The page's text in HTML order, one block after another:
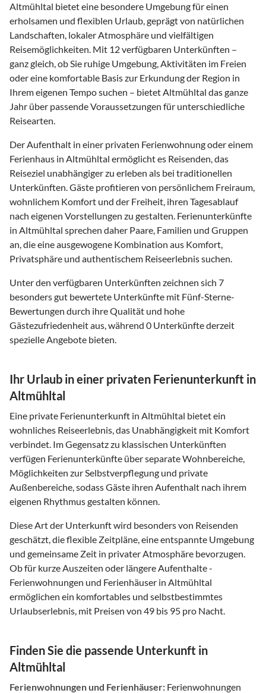
Altmühltal bietet eine besondere Umgebung für einen
erholsamen und flexiblen Urlaub, geprägt von natürlichen
Landschaften, lokaler Atmosphäre und vielfältigen
Reisemöglichkeiten. Mit 12 verfügbaren Unterkünften –
ganz gleich, ob Sie ruhige Umgebung, Aktivitäten im Freien
oder eine komfortable Basis zur Erkundung der Region in
Ihrem eigenen Tempo suchen – bietet Altmühltal das ganze
Jahr über passende Voraussetzungen für unterschiedliche
Reisearten.
Der Aufenthalt in einer privaten Ferienwohnung oder einem
Ferienhaus in Altmühltal ermöglicht es Reisenden, das
Reiseziel unabhängiger zu erleben als bei traditionellen
Unterkünften. Gäste profitieren von persönlichem Freiraum,
wohnlichem Komfort und der Freiheit, ihren Tagesablauf
nach eigenen Vorstellungen zu gestalten. Ferienunterkünfte
in Altmühltal sprechen daher Paare, Familien und Gruppen
an, die eine ausgewogene Kombination aus Komfort,
Privatsphäre und authentischem Reiseerlebnis suchen.
Unter den verfügbaren Unterkünften zeichnen sich 7
besonders gut bewertete Unterkünfte mit Fünf-Sterne-
Bewertungen durch ihre Qualität und hohe
Gästezufriedenheit aus, während 0 Unterkünfte derzeit
spezielle Angebote bieten.
Ihr Urlaub in einer privaten Ferienunterkunft in
Altmühltal
Eine private Ferienunterkunft in Altmühltal bietet ein
wohnliches Reiseerlebnis, das Unabhängigkeit mit Komfort
verbindet. Im Gegensatz zu klassischen Unterkünften
verfügen Ferienunterkünfte über separate Wohnbereiche,
Möglichkeiten zur Selbstverpflegung und private
Außenbereiche, sodass Gäste ihren Aufenthalt nach ihrem
eigenen Rhythmus gestalten können.
Diese Art der Unterkunft wird besonders von Reisenden
geschätzt, die flexible Zeitpläne, eine entspannte Umgebung
und gemeinsame Zeit in privater Atmosphäre bevorzugen.
Ob für kurze Auszeiten oder längere Aufenthalte -
Ferienwohnungen und Ferienhäuser in Altmühltal
ermöglichen ein komfortables und selbstbestimmtes
Urlaubserlebnis, mit Preisen von 49 bis 95 pro Nacht.
Finden Sie die passende Unterkunft in
Altmühltal
Ferienwohnungen und Ferienhäuser: Ferienwohnungen